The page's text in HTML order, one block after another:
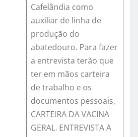
Cafelândia como
auxiliar de linha de
produção do
abatedouro. Para fazer
a entrevista terão que
ter em mãos carteira
de trabalho e os
documentos pessoais,
CARTEIRA DA VACINA
GERAL. ENTREVISTA A